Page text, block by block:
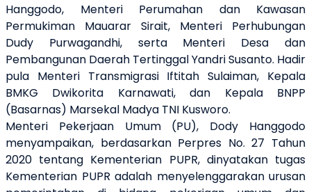
Hanggodo, Menteri Perumahan dan Kawasan
Permukiman Mauarar Sirait, Menteri Perhubungan
Dudy Purwagandhi, serta Menteri Desa dan
Pembangunan Daerah Tertinggal Yandri Susanto. Hadir
pula Menteri Transmigrasi Iftitah Sulaiman, Kepala
BMKG Dwikorita Karnawati, dan Kepala BNPP
(Basarnas) Marsekal Madya TNI Kusworo.
Menteri Pekerjaan Umum (PU), Dody Hanggodo
menyampaikan, berdasarkan Perpres No. 27 Tahun
2020 tentang Kementerian PUPR, dinyatakan tugas
Kementerian PUPR adalah menyelenggarakan urusan